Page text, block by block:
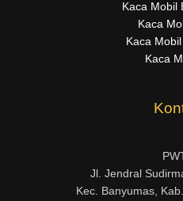
Kaca Mobil
Kaca
Kaca
Kaca
Jl. Jendral
Kec. Banyumas,